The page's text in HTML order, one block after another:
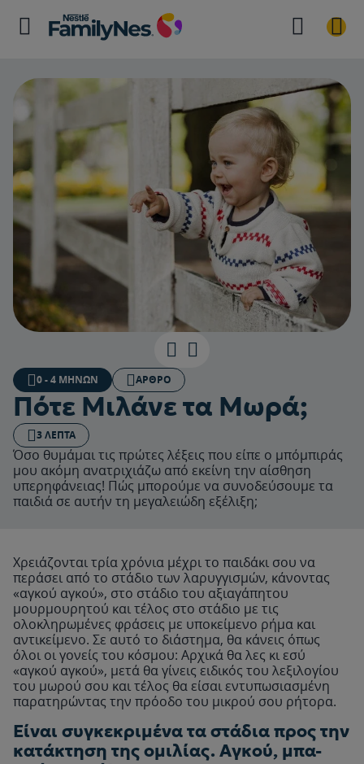
0 - 4 ΜΗΝΏΝ ΆΡΘΡΟ
Πότε Μιλάνε τα Μωρά;
3 ΛΕΠΤΆ
Όσο θυμάμαι τις πρώτες λέξεις που είπε ο μπόμπιράς
μου ακόμη ανατριχιάζω από εκείνη την αίσθηση
υπερηφάνειας! Πώς μπορούμε να συνοδεύσουμε τα
παιδιά σε αυτήν τη μεγαλειώδη εξέλιξη;
Χρειάζονται τρία χρόνια μέχρι το παιδάκι σου να
περάσει από το στάδιο των λαρυγγισμών, κάνοντας
«αγκού αγκού», στο στάδιο του αξιαγάπητου
μουρμουρητού και τέλος στο στάδιο με τις
ολοκληρωμένες φράσεις με υποκείμενο ρήμα και
αντικείμενο. Σε αυτό το διάστημα, θα κάνεις όπως
όλοι οι γονείς του κόσμου: Αρχικά θα λες κι εσύ
«αγκού αγκού», μετά θα γίνεις ειδικός του λεξιλογίου
του μωρού σου και τέλος θα είσαι εντυπωσιασμένη
παρατηρώντας την πρόοδο του μικρού σου ρήτορα.
Είναι συγκεκριμένα τα στάδια προς την
κατάκτηση της ομιλίας. Αγκού, μπα-